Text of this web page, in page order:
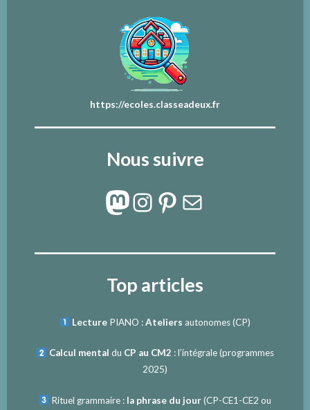
https://ecoles.classeadeux.fr
Nous suivre
Mastodon
Instagram
Pinterest
E-mail
Top articles
Lecture PIANO :Ateliers autonomes (CP)
Calcul mental du CP au CM2 : l’intégrale (programmes
2025)
Rituel grammaire : la phrase du jour(CP-CE1-CE2 ou